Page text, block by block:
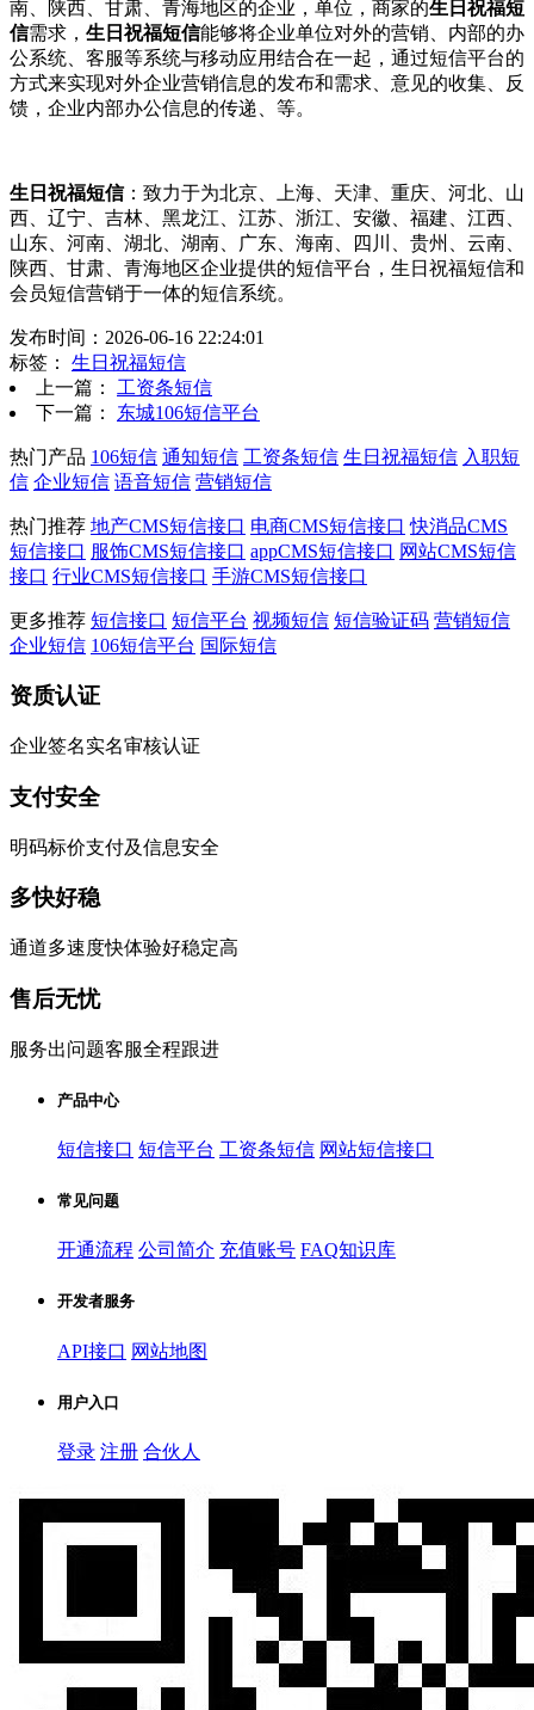
南、陕西、甘肃、青海地区的企业，单位，商家的生日祝福短
信需求， 生日祝福短信能够将企业单位对外的营销、内部的办
公系统、客服等系统与移动应用结合在一起，通过短信平台的
方式来实现对外企业营销信息的发布和需求、意见的收集、反
馈，企业内部办公信息的传递、等。
生日祝福短信：致力于为北京、上海、天津、重庆、河北、山
西、辽宁、吉林、黑龙江、江苏、浙江、安徽、福建、江西、
山东、河南、湖北、湖南、广东、海南、四川、贵州、云南、
陕西、甘肃、青海地区企业提供的短信平台，生日祝福短信和
会员短信营销于一体的短信系统。
发布时间：2026-06-16 22:24:01
标签： 生日祝福短信
上一篇： 工资条短信
下一篇： 东城106短信平台
热门产品 106短信 通知短信 工资条短信 生日祝福短信 入职短
信 企业短信 语音短信 营销短信
热门推荐 地产CMS短信接口 电商CMS短信接口 快消品CMS
短信接口 服饰CMS短信接口 appCMS短信接口 网站CMS短信
接口 行业CMS短信接口 手游CMS短信接口
更多推荐 短信接口 短信平台 视频短信 短信验证码 营销短信
企业短信 106短信平台 国际短信
资质认证
企业签名实名审核认证
支付安全
明码标价支付及信息安全
多快好稳
通道多速度快体验好稳定高
售后无忧
服务出问题客服全程跟进
产品中心
短信接口 短信平台 工资条短信 网站短信接口
常见问题
开通流程 公司简介 充值账号 FAQ知识库
开发者服务
API接口 网站地图
用户入口
登录 注册 合伙人